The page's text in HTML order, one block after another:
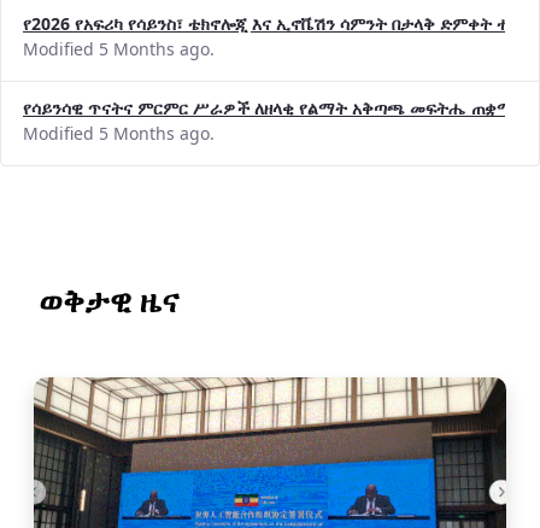
የ2026 የአፍሪካ የሳይንስ፣ ቴክኖሎጂ እና ኢኖቬሽን ሳምንት በታላቅ ድምቀት
Modified 5 Months ago.
የሳይንሳዊ ጥናትና ምርምር ሥራዎች ለዘላቂ የልማት አቅጣጫ መፍትሔ ጠቋሚ
Modified 5 Months ago.
ወቅታዊ ዜና